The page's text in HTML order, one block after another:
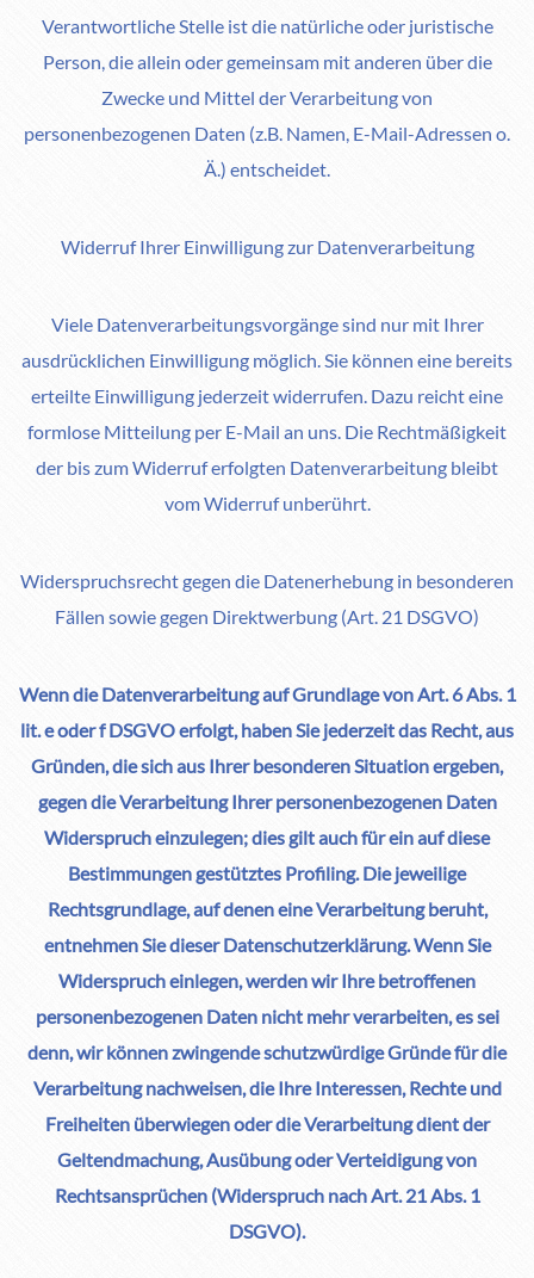
Verantwortliche Stelle ist die natürliche oder juristische
Person, die allein oder gemeinsam mit anderen über die
Zwecke und Mittel der Verarbeitung von
personenbezogenen Daten (z.B. Namen, E-Mail-Adressen o.
Ä.) entscheidet.
Widerruf Ihrer Einwilligung zur Datenverarbeitung
Viele Datenverarbeitungsvorgänge sind nur mit Ihrer
ausdrücklichen Einwilligung möglich. Sie können eine bereits
erteilte Einwilligung jederzeit widerrufen. Dazu reicht eine
formlose Mitteilung per E-Mail an uns. Die Rechtmäßigkeit
der bis zum Widerruf erfolgten Datenverarbeitung bleibt
vom Widerruf unberührt.
Widerspruchsrecht gegen die Datenerhebung in besonderen
Fällen sowie gegen Direktwerbung (Art. 21 DSGVO)
Wenn die Datenverarbeitung auf Grundlage von Art. 6 Abs. 1
lit. e oder f DSGVO erfolgt, haben Sie jederzeit das Recht, aus
Gründen, die sich aus Ihrer besonderen Situation ergeben,
gegen die Verarbeitung Ihrer personenbezogenen Daten
Widerspruch einzulegen; dies gilt auch für ein auf diese
Bestimmungen gestütztes Profiling. Die jeweilige
Rechtsgrundlage, auf denen eine Verarbeitung beruht,
entnehmen Sie dieser Datenschutzerklärung. Wenn Sie
Widerspruch einlegen, werden wir Ihre betroffenen
personenbezogenen Daten nicht mehr verarbeiten, es sei
denn, wir können zwingende schutzwürdige Gründe für die
Verarbeitung nachweisen, die Ihre Interessen, Rechte und
Freiheiten überwiegen oder die Verarbeitung dient der
Geltendmachung, Ausübung oder Verteidigung von
Rechtsansprüchen (Widerspruch nach Art. 21 Abs. 1
DSGVO).